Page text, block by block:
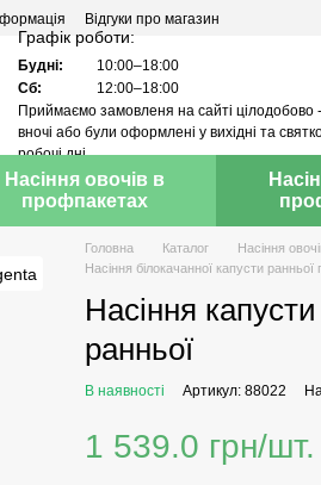
Відгуки про магазин
Графік роботи:
Будні:
10:00–18:00
Сб:
12:00–18:00
Приймаємо замовленя на сайті цілодобово
вночі або були оформлені у вихідні та
робочі дні.
Насіння овочів в
профпакетах
Головна Каталог Насіння
Насіння білокачанної капусти
Насіння
ранньої
В наявності Артикул: 88022
1 539.0 грн/шт.